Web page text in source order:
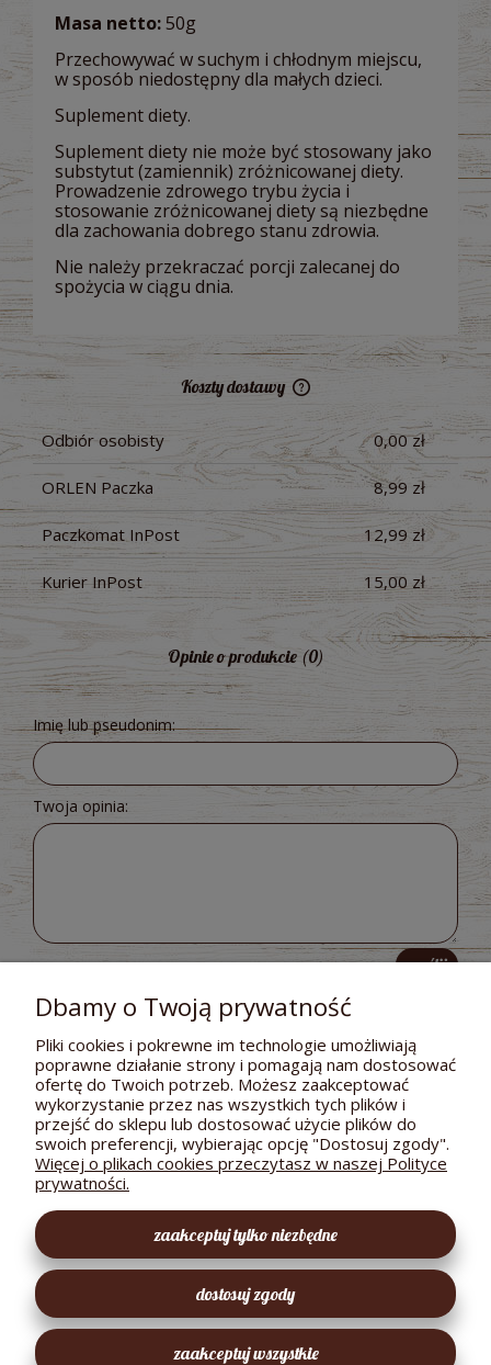
Masa netto:50g
Przechowywać w suchym i chłodnym miejscu,
w sposób niedostępny dla małych dzieci.
Suplement diety.
Suplement diety nie może być stosowany jako
substytut (zamiennik) zróżnicowanej diety.
Prowadzenie zdrowego trybu życia i
stosowanie zróżnicowanej diety są niezbędne
dla zachowania dobrego stanu zdrowia.
Nie należy przekraczać porcji zalecanej do
spożycia w ciągu dnia.
Koszty dostawy
Cena nie zawiera ewentualnych kosztów płatności
Odbiór osobisty 0,00 zł
ORLEN Paczka 8,99 zł
Paczkomat InPost 12,99 zł
Kurier InPost 15,00 zł
Opinie o produkcie (0)
Imię lub pseudonim:
Twoja opinia:
wyślij
POMOC
DOSTAWA I PŁATNOŚCI
MOJE KONTO
GWARANCJA I ZWROTY
EKOLOGICZNY SKLEPIK
Dbamy o Twoją prywatność
Pliki cookies i pokrewne im technologie umożliwiają
poprawne działanie strony i pomagają nam dostosować
ofertę do Twoich potrzeb. Możesz zaakceptować
wykorzystanie przez nas wszystkich tych plików i
przejść do sklepu lub dostosować użycie plików do
swoich preferencji, wybierając opcję "Dostosuj zgody".
Więcej o plikach cookies przeczytasz w naszej Polityce
prywatności.
zaakceptuj tylko niezbędne
dostosuj zgody
zaakceptuj wszystkie